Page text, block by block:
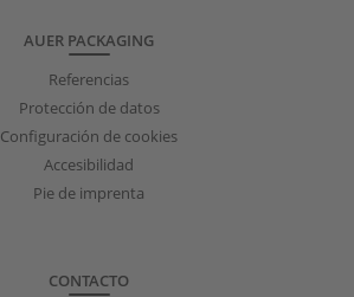
AUER PACKAGING
Referencias
Protección de datos
Configuración de cookies
Accesibilidad
Pie de imprenta
CONTACTO